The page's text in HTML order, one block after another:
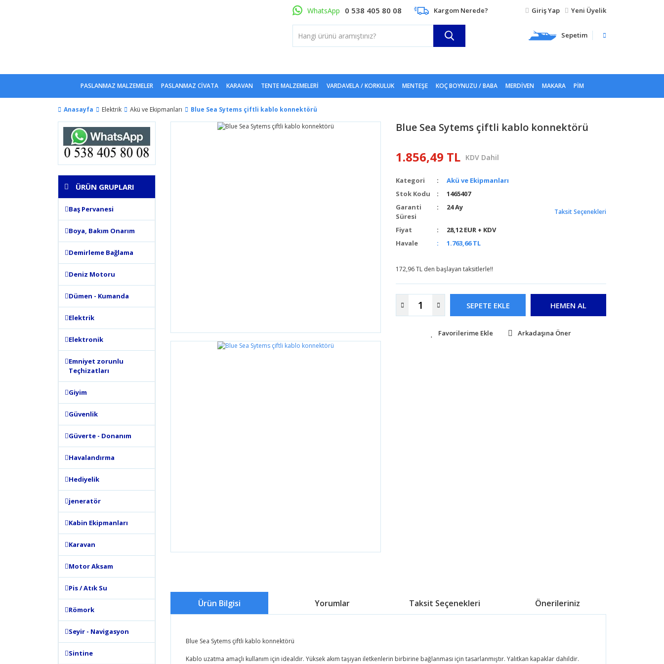
WhatsApp 0 538 405 80 08 Kargom Nerede? Giriş Yap Yeni Üyelik
Sepetim
PASLANMAZ MALZEMELER PASLANMAZ CİVATA KARAVAN TENTE MALZEMELERI VARDAVELA / KORKULUK MENTEŞE KOÇ BOYNUZU / BABA MERDIVEN MAKARA PIM
Anasayfa Elektrik Akü ve Ekipmanları Blue Sea Sytems çiftli kablo konnektörü
ÜRÜN GRUPLARI
Baş Pervanesi
Boya, Bakım Onarım
Demirleme Bağlama
Deniz Motoru
Dümen - Kumanda
Elektrik
Elektronik
Emniyet zorunlu
Teçhizatları
Giyim
Güvenlik
Güverte - Donanım
Havalandırma
Hediyelik
jeneratör
Kabin Ekipmanları
Karavan
Motor Aksam
Pis / Atık Su
Römork
Seyir - Navigasyon
Sintine
Blue Sea Sytems çiftli kablo konnektörü
1.856,49 TL KDV Dahil
Kategori
Akü ve Ekipmanları
Stok Kodu
1465407
Garanti
Süresi
24 Ay
Fiyat
28,12 EUR + KDV
Havale
1.763,66 TL
Taksit Seçenekleri
172,96 TL den başlayan taksitlerle!!
SEPETE EKLE HEMEN AL
Arkadaşına Öner
Ürün Bilgisi Yorumlar Taksit Seçenekleri Önerileriniz
Blue Sea Sytems çiftli kablo konnektörü
Kablo uzatma amaçlı kullanım için idealdir. Yüksek akım taşıyan iletkenlerin birbirine bağlanması için tasarlanmıştır. Yalıtkan kapaklar dahildir.